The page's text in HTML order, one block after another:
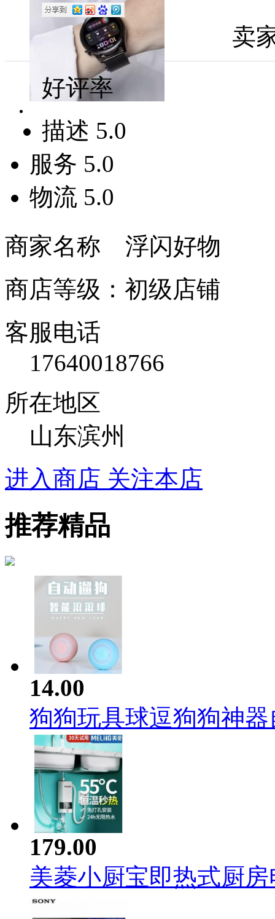
卖
好评率
描述 5.0
服务 5.0
物流 5.0
商家名称 浮闪好物
商店等级：初级店铺
客服电话
17640018766
所在地区
山东滨州
进入商店 关注本店
推荐精品
14.00
狗狗玩具球逗狗狗神器
179.00
美菱小厨宝即热式厨房